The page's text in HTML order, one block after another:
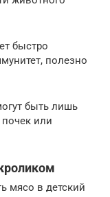
быстро
полезно
быть лишь
или
мясо в детский